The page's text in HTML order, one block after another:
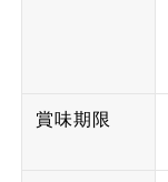
賞味期限